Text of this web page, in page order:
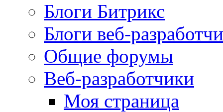
Блоги Битрикс
Блоги веб-
Общие форумы
Веб-разработчики
Моя страница